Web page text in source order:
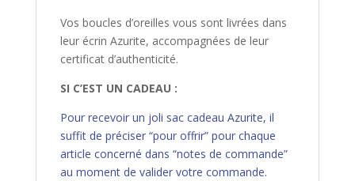
Vos boucles d’oreilles vous sont livrées dans
leur écrin Azurite, accompagnées de leur
certificat d’authenticité.
SI C’EST UN CADEAU :
Pour recevoir un joli sac cadeau Azurite, il
suffit de préciser “pour offrir” pour chaque
article concerné dans “notes de commande”
au moment de valider votre commande.